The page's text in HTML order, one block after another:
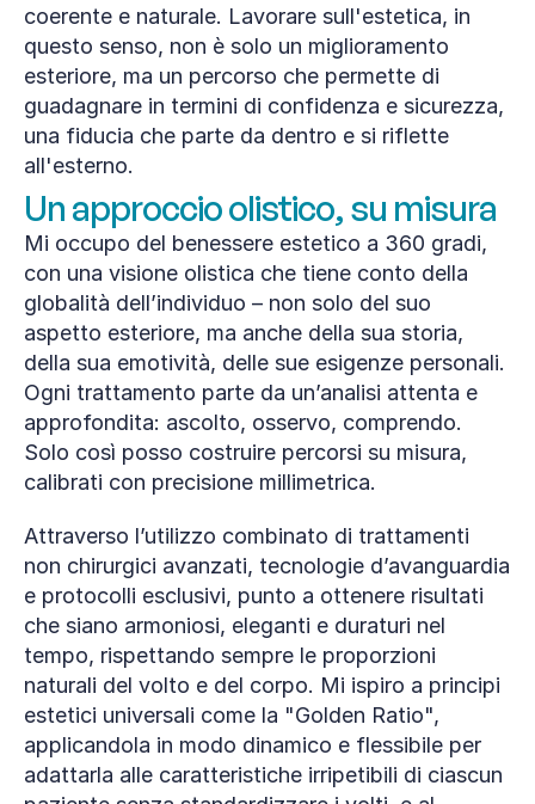
coerente e naturale. Lavorare sull'estetica, in
questo senso, non è solo un miglioramento
esteriore, ma un percorso che permette di
guadagnare in termini di confidenza e sicurezza,
una fiducia che parte da dentro e si riflette
all'esterno.
Un approccio olistico, su misura
Mi occupo del benessere estetico a 360 gradi,
con una visione olistica che tiene conto della
globalità dell’individuo – non solo del suo
aspetto esteriore, ma anche della sua storia,
della sua emotività, delle sue esigenze personali.
Ogni trattamento parte da un’analisi attenta e
approfondita: ascolto, osservo, comprendo.
Solo così posso costruire percorsi su misura,
calibrati con precisione millimetrica.
Attraverso l’utilizzo combinato di trattamenti
non chirurgici avanzati, tecnologie d’avanguardia
e protocolli esclusivi, punto a ottenere risultati
che siano armoniosi, eleganti e duraturi nel
tempo, rispettando sempre le proporzioni
naturali del volto e del corpo. Mi ispiro a principi
estetici universali come la "Golden Ratio",
applicandola in modo dinamico e flessibile per
adattarla alle caratteristiche irripetibili di ciascun